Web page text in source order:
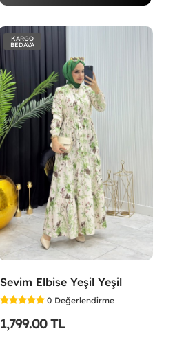
KARGO
BEDAVA
Sevim Elbise Yeşil Yeşil
0 Değerlendirme
1,799.00 TL